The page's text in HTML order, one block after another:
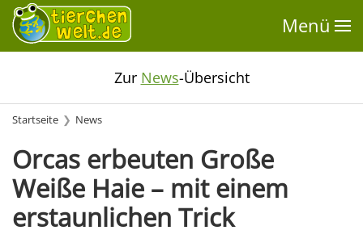
Menü
Zur News-Übersicht
Startseite News
Orcas erbeuten Große
Weiße Haie – mit einem
erstaunlichen Trick